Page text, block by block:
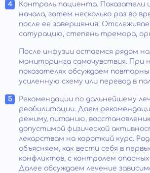
Контроль пациента. Показатели
начала, затем несколько раз во
после ее завершения.
сатурацию, степень тремора,
После инфузии остаемся рядом
мониторинга самочувствия. При
показателях обсуждаем
усиленную схему или перевод в
Рекомендации по дальнейшему
реабилитации. Даем
режиму, питанию,
допустимой физической
лекарствам на короткий курс.
объясняем, как вести себя в
конфликтов, с контролем опасных
Далее обсуждаем лечение